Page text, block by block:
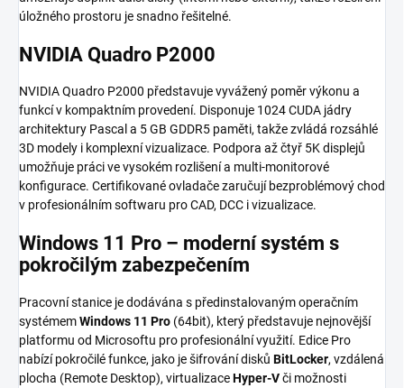
úložného prostoru je snadno řešitelné.
NVIDIA Quadro P2000
NVIDIA Quadro P2000 představuje vyvážený poměr výkonu a
funkcí v kompaktním provedení. Disponuje 1024 CUDA jádry
architektury Pascal a 5 GB GDDR5 paměti, takže zvládá rozsáhlé
3D modely i komplexní vizualizace. Podpora až čtyř 5K displejů
umožňuje práci ve vysokém rozlišení a multi-monitorové
konfigurace. Certifikované ovladače zaručují bezproblémový chod
v profesionálním softwaru pro CAD, DCC i vizualizace.
Windows 11 Pro – moderní systém s
pokročilým zabezpečením
Pracovní stanice je dodávána s předinstalovaným operačním
systémemWindows 11 Pro (64bit), který představuje nejnovější
platformu od Microsoftu pro profesionální využití. Edice Pro
nabízí pokročilé funkce, jako je šifrování disků BitLocker, vzdálená
plocha (Remote Desktop), virtualizaceHyper-Vči možnosti